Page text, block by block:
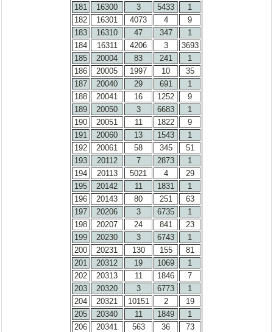
181
16300 3 5433
1
182
16301 4073 4
9
183
16310 47 347
1
184
16311 4206 3
3693
185
20004 83 241
1
186
20005 1997 10
35
187
20040 29 691
1
188
20041 16 1252
9
189
20050 3 6683
1
190
20051 11 1822
9
191
20060 13 1543
1
192
20061 58 345
51
193
20112 7 2873
1
194
20113 5021 4
29
195
20142 11 1831
1
196
20143 80 251
63
197
20206 3 6735
1
198
20207 24 841
23
199
20230 3 6743
1
200
20231 130 155
81
201
20312 19 1069
1
202
20313 11 1846
7
203
20320 3 6773
1
204
20321 10151 2
19
205
20340 11 1849
1
206
20341 563 36
73